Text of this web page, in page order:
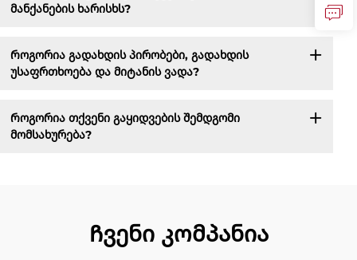
მანქანების ხარისხს?
Როგორია გადახდის პირობები, გადახდის
უსაფრთხოება და მიტანის ვადა?
Როგორია თქვენი გაყიდვების შემდგომი
მომსახურება?
Ჩვენი კომპანია